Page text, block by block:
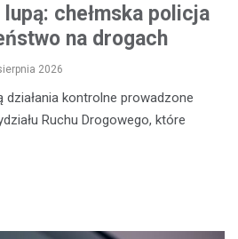
chełmska policja
na drogach
2026
działania kontrolne prowadzone
Ruchu Drogowego, które